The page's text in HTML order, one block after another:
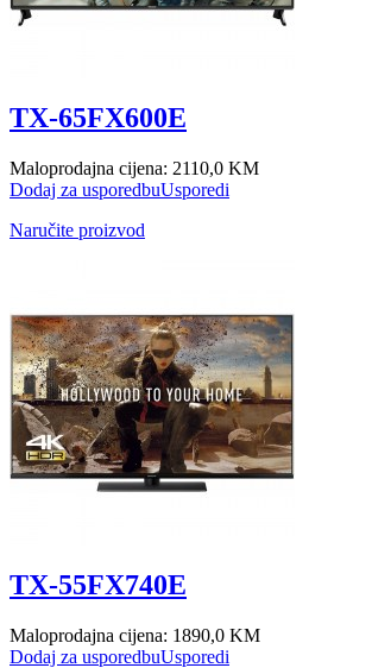
TX-65FX600E
Maloprodajna cijena: 2110,0 KM
Dodaj za usporedbuUsporedi
Naručite proizvod
TX-55FX740E
Maloprodajna cijena: 1890,0 KM
Dodaj za usporedbuUsporedi